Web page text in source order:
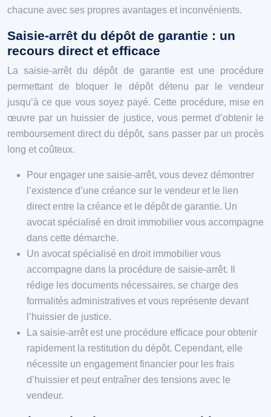
chacune avec ses propres avantages et inconvénients.
Saisie-arrêt du dépôt de garantie : un
recours direct et efficace
La saisie-arrêt du dépôt de garantie est une procédure
permettant de bloquer le dépôt détenu par le vendeur
jusqu’à ce que vous soyez payé. Cette procédure, mise en
œuvre par un huissier de justice, vous permet d’obtenir le
remboursement direct du dépôt, sans passer par un procès
long et coûteux.
Pour engager une saisie-arrêt, vous devez démontrer
l’existence d’une créance sur le vendeur et le lien
direct entre la créance et le dépôt de garantie. Un
avocat spécialisé en droit immobilier vous accompagne
dans cette démarche.
Un avocat spécialisé en droit immobilier vous
accompagne dans la procédure de saisie-arrêt. Il
rédige les documents nécessaires, se charge des
formalités administratives et vous représente devant
l’huissier de justice.
La saisie-arrêt est une procédure efficace pour obtenir
rapidement la restitution du dépôt. Cependant, elle
nécessite un engagement financier pour les frais
d’huissier et peut entraîner des tensions avec le
vendeur.